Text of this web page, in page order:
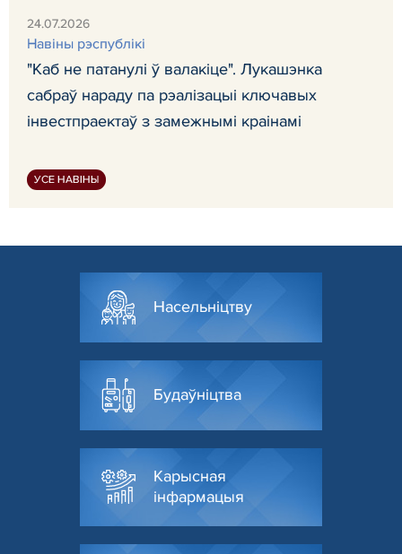
24.07.2026
Навіны рэспублікі
"Каб не патанулі ў валакіце". Лукашэнка
сабраў нараду па рэалізацыі ключавых
інвестпраектаў з замежнымі краінамі
УСЕ НАВІНЫ
Насельніцтву
Будаўніцтва
Карысная
інфармацыя